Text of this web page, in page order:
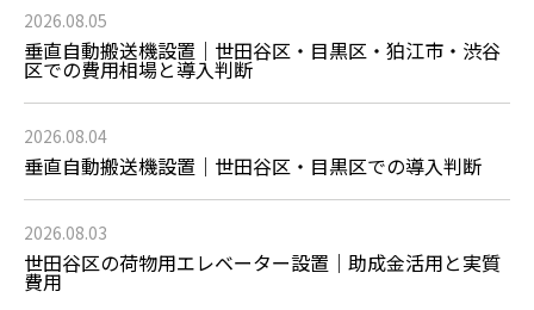
2026.08.05
垂直自動搬送機設置｜世田谷区・目黒区・狛江市・渋谷
区での費用相場と導入判断
2026.08.04
垂直自動搬送機設置｜世田谷区・目黒区での導入判断
2026.08.03
世田谷区の荷物用エレベーター設置｜助成金活用と実質
費用